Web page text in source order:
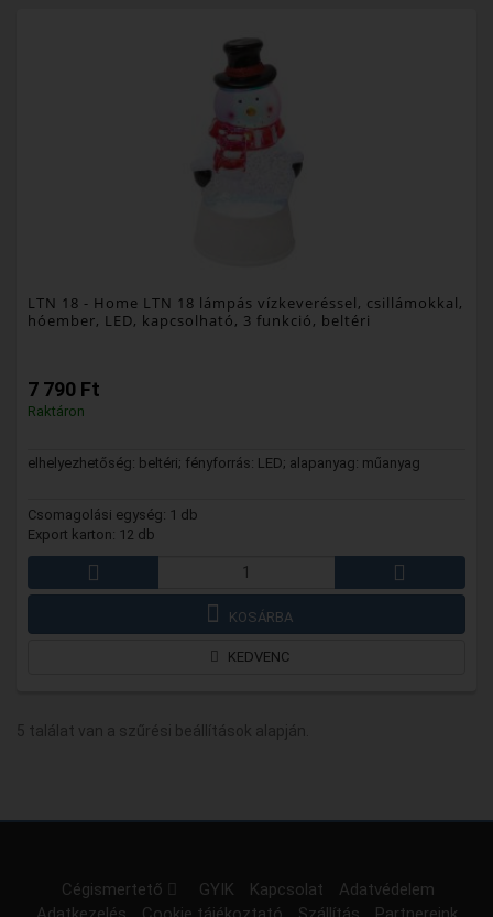
LTN 18 - Home LTN 18 lámpás vízkeveréssel, csillámokkal,
hóember, LED, kapcsolható, 3 funkció, beltéri
7 790 Ft
Raktáron
elhelyezhetőség: beltéri; fényforrás: LED; alapanyag: műanyag
Csomagolási egység: 1 db
Export karton: 12 db
KOSÁRBA
KEDVENC
5 találat van a szűrési beállítások alapján.
Cégismertető GYIK Kapcsolat
Adatvédelem